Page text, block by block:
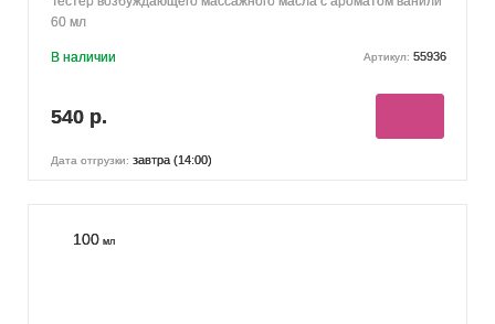
60 мл
В наличии Артикул: 55936
540 р.
Дата отгрузки: завтра (14:00)
100 мл